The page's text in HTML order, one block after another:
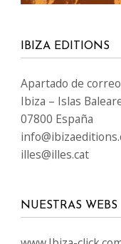
IBIZA EDITIONS
Apartado de
Ibiza – Islas
07800 España
illes@illes.cat
NUESTRAS WEBS